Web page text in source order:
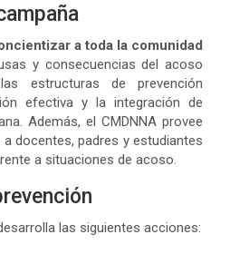
a toda la comunidad
y consecuencias del acoso
estructuras de prevención
efectiva y la integración de
Además, el CMDNNA provee
a docentes, padres y estudiantes
a situaciones de acoso.
las siguientes acciones: